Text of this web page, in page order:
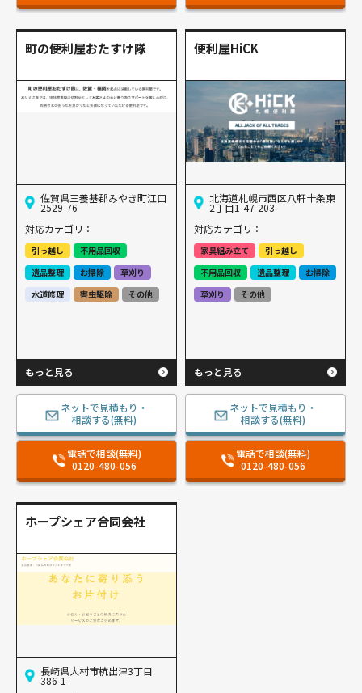
町の便利屋おたすけ隊
佐賀県三養基郡みやき町江口
2529-76
対応カテゴリ：
引っ越し
不用品回収
遺品整理
お掃除
草刈り
水道修理
害虫駆除 その他
もっと見る
ネットで見積もり・
相談する(無料)
電話で相談(無料)
0120-480-056
便利屋HiCK
北海道札幌市西区八軒十条東
2丁目1-47-203
対応カテゴリ：
家具組み立て
引っ越し
不用品回収
遺品整理
お掃除
草刈り
その他
もっと見る
ネットで見積もり・
相談する(無料)
電話で相談(無料)
0120-480-056
ホープシェア合同会社
長崎県大村市杭出津3丁目
386-1